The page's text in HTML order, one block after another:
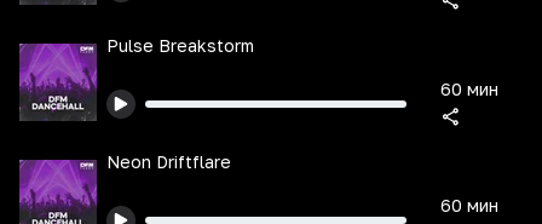
Pulse Breakstorm
60 мин
Neon Driftflare
60 мин